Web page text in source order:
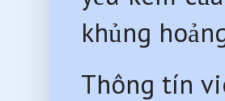
khủng
Thông tín